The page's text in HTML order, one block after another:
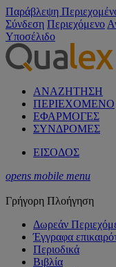
Παράβλεψη
Σύνδεση Περιεχόμενο
Υποσέλιδο
ΑΝΑΖΗΤΗΣΗ
ΠΕΡΙΕΧΟΜΕΝΟ
ΕΦΑΡΜΟΓΕΣ
ΣΥΝΔΡΟΜΕΣ
ΕΙΣΟΔΟΣ
opens mobile menu
Γρήγορη Πλοήγηση
Δωρεάν
Έγγραφα
Περιοδικά
Βιβλία